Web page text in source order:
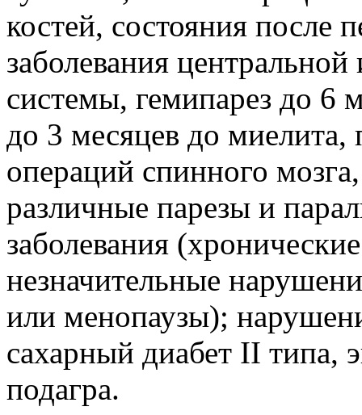
костей, состояния после
заболевания
системы, гемипарез до 6
до 3 месяцев до миелита,
операций спинного
различные парезы и
заболевания
незначительные
или менопаузы);
сахарный диабет II типа,
подагра.